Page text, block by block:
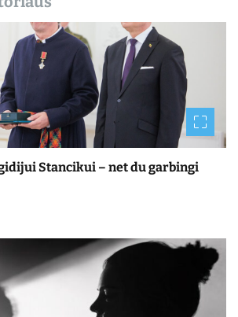
Stancikui – net du garbingi